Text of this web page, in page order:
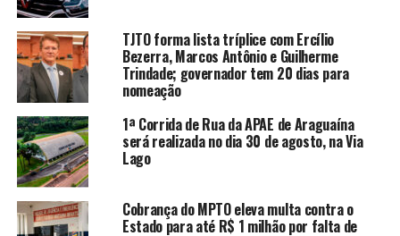
TJTO forma lista tríplice com Ercílio
Bezerra, Marcos Antônio e Guilherme
Trindade; governador tem 20 dias para
nomeação
1ª Corrida de Rua da APAE de Araguaína
será realizada no dia 30 de agosto, na Via
Lago
Cobrança do MPTO eleva multa contra o
Estado para até R$ 1 milhão por falta de